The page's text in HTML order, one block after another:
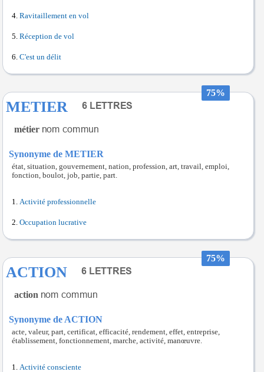
Ravitaillement en vol
Réception de vol
C'est un délit
75%
METIER
métier
Synonyme de METIER
état, situation, gouvernement, nation, profession, art, travail, emploi,
fonction, boulot, job, partie, part.
Activité professionnelle
Occupation lucrative
75%
ACTION
action
Synonyme de ACTION
acte, valeur, part, certificat, efficacité, rendement, effet, entreprise,
établissement, fonctionnement, marche, activité, manœuvre.
Activité consciente